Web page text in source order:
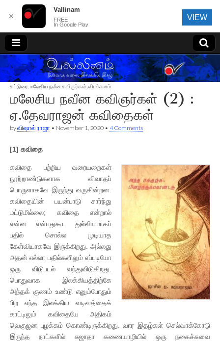
வல்லினம்
கட்டுரை மலேசிய நவீன கவிஞர்கள் விமர்சனம்
மலேசிய நவீன கவிஞர்கள் (2) :
ஏ.தேவராஜன் கவிதைகள்
byவிஷால் ராஜா • November 1, 2020 • 4 Comments
[1] கவிதை
கவிதை பற்றிய வரையறைகள்
நூற்றாண்டுகளாக விவாதப்
பொருளாகவே இருந்து வருகின்றன.
கவிதையின் பயன்பாடு சார்ந்து
மட்டுமில்லை; கவிதை என்றால்
என்ன என்பதுகூட துல்லியமாகப்
பதில் சொல்ல முடியாத
கேள்வியாகவே இருக்கிறது. அல்லது
அதன் எல்லா பதில்களிலும் எப்படியோ
ஒரு விடுபடல் வந்துவிடுகிறது.
பொதுவாக இலக்கியத்திற்கே
அந்தக் குணம் உண்டு எனும்போதும்
பிற எந்த இலக்கிய வடிவத்தைக்
காட்டிலும் கவிதையே அதிகம்
வெகுஜன புழக்கம் கொண்டிருக்கிறது. வார இதழ்கள் செல்வாக்கோடு
இருந்த நாட்களில் சுஜாதா கணையாழியில் ஒரு நகைச்சுவை
✕
Vallinam
FREE
In Google Play
VIEW